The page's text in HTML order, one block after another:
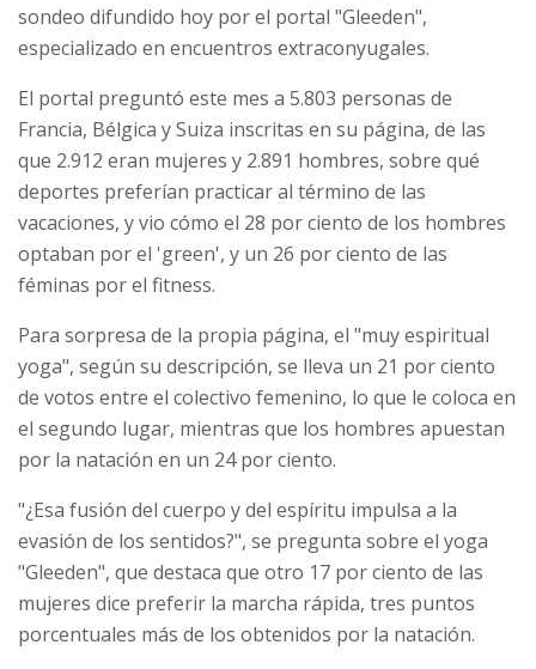
sondeo difundido hoy por el portal "Gleeden",
especializado en encuentros extraconyugales.
El portal preguntó este mes a 5.803 personas de
Francia, Bélgica y Suiza inscritas en su página, de las
que 2.912 eran mujeres y 2.891 hombres, sobre qué
deportes preferían practicar al término de las
vacaciones, y vio cómo el 28 por ciento de los hombres
optaban por el 'green', y un 26 por ciento de las
féminas por el fitness.
Para sorpresa de la propia página, el "muy espiritual
yoga", según su descripción, se lleva un 21 por ciento
de votos entre el colectivo femenino, lo que le coloca en
el segundo lugar, mientras que los hombres apuestan
por la natación en un 24 por ciento.
"¿Esa fusión del cuerpo y del espíritu impulsa a la
evasión de los sentidos?", se pregunta sobre el yoga
"Gleeden", que destaca que otro 17 por ciento de las
mujeres dice preferir la marcha rápida, tres puntos
porcentuales más de los obtenidos por la natación.